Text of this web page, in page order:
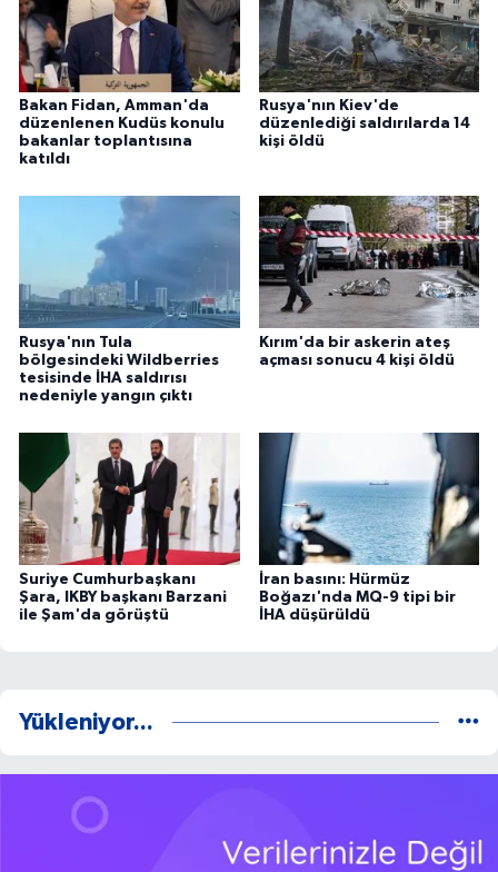
Bakan Fidan, Amman'da
düzenlenen Kudüs konulu
bakanlar toplantısına
katıldı
Rusya'nın Kiev'de
düzenlediği saldırılarda 14
kişi öldü
Rusya'nın Tula
bölgesindeki Wildberries
tesisinde İHA saldırısı
nedeniyle yangın çıktı
Kırım'da bir askerin ateş
açması sonucu 4 kişi öldü
Suriye Cumhurbaşkanı
Şara, IKBY başkanı Barzani
ile Şam'da görüştü
İran basını: Hürmüz
Boğazı'nda MQ-9 tipi bir
İHA düşürüldü
Yükleniyor...